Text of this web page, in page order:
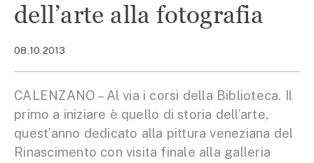
dell’arte alla fotografia
08.10.2013
CALENZANO – Al via i corsi della Biblioteca. Il
primo a iniziare è quello di storia dell’arte,
quest’anno dedicato alla pittura veneziana del
Rinascimento con visita finale alla galleria